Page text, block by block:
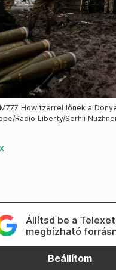
Howitzerrel lőnek a
Radio Liberty/Serhii
Állítsd be a Telexet
megbízható
Beállítom